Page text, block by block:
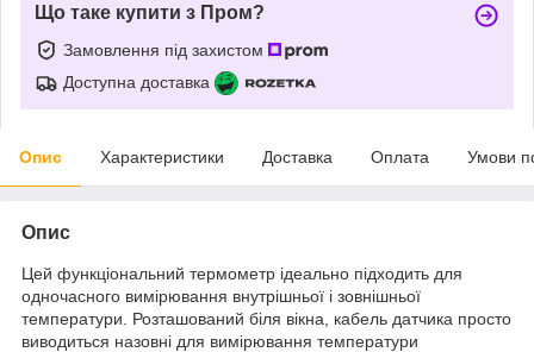
Що таке купити з Пром?
Замовлення під захистом
Доступна доставка
Опис Характеристики Доставка Оплата Умови
Опис
Цей функціональний термометр ідеально підходить для
одночасного вимірювання внутрішньої і зовнішньої
температури. Розташований біля вікна, кабель датчика просто
виводиться назовні для вимірювання температури